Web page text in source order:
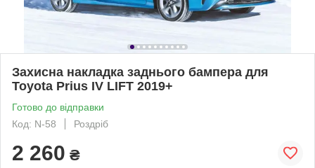
Захисна накладка заднього бампера для
Toyota Prius IV LIFT 2019+
Готово до відправки
Код: N-58
Роздріб
2 260 ₴